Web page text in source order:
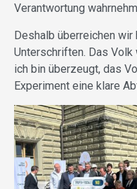
Verantwortung
Deshalb überreichen
Unterschriften. Das Volk
ich bin überzeugt, das
Experiment eine klare